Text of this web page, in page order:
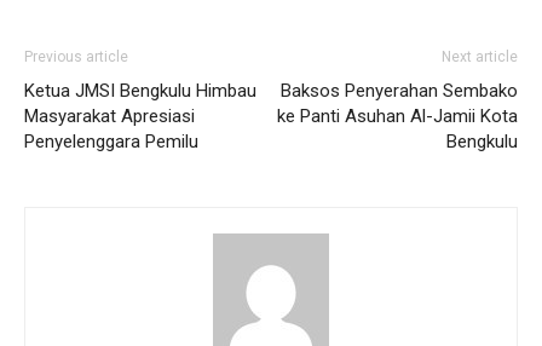
Previous article
Ketua JMSI Bengkulu Himbau
Masyarakat Apresiasi
Penyelenggara Pemilu
Next article
Baksos Penyerahan Sembako
ke Panti Asuhan Al-Jamii Kota
Bengkulu